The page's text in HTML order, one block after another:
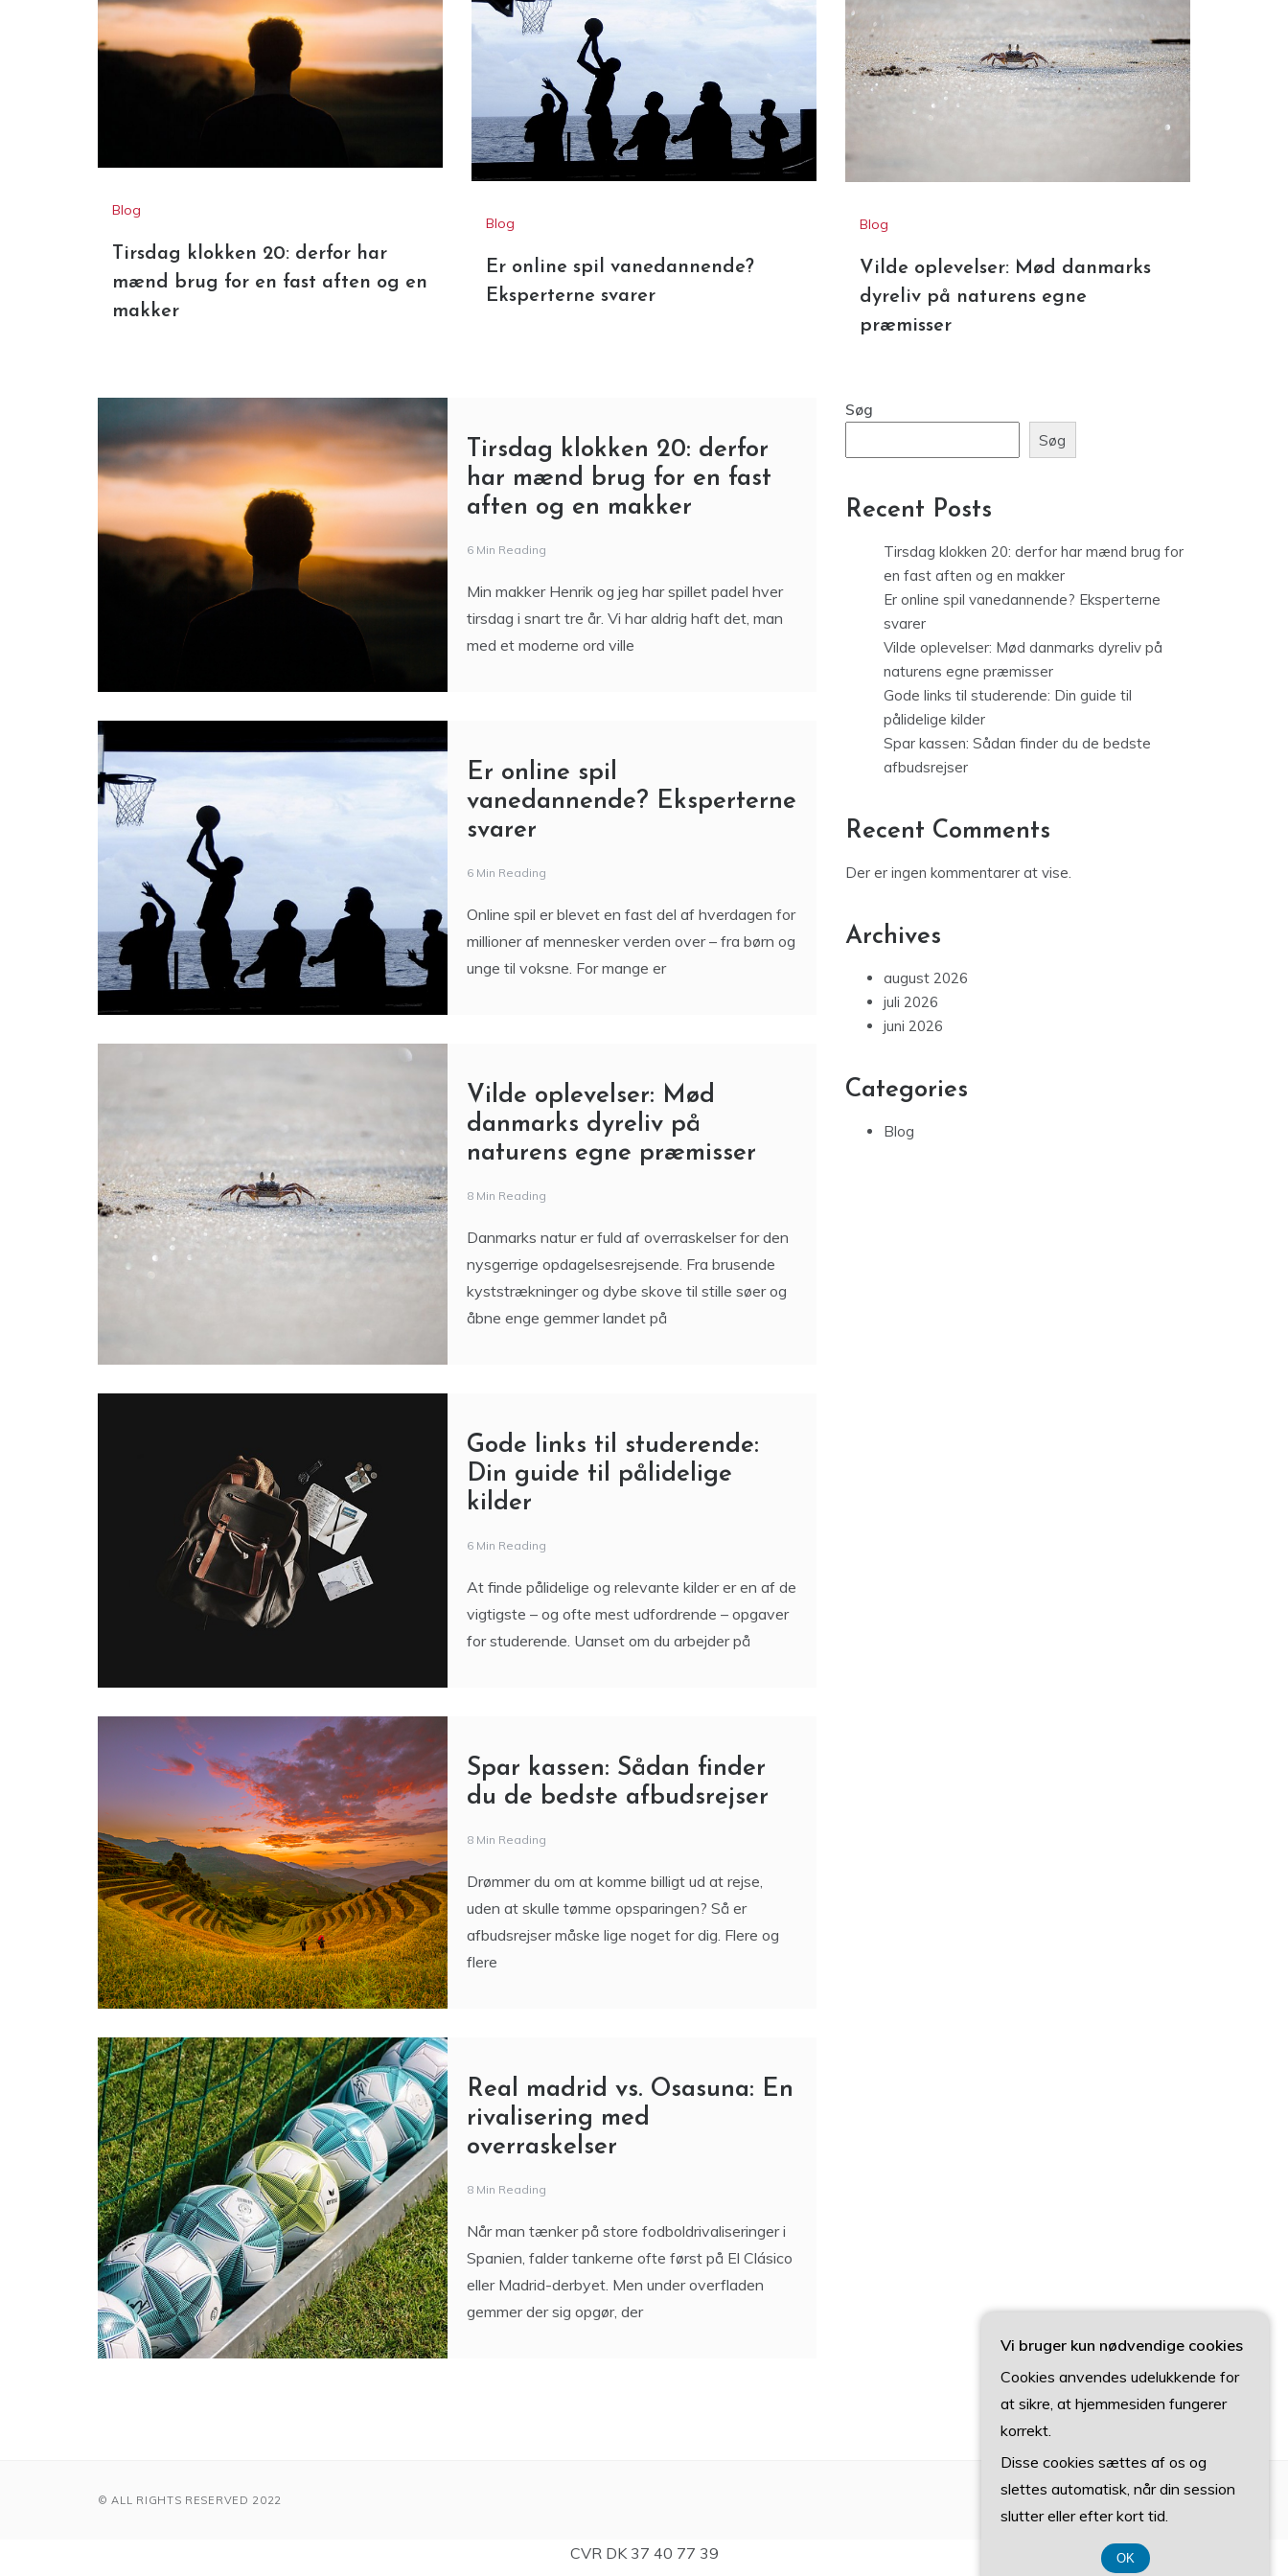
Blog
Tirsdag klokken 20: derfor har
mænd brug for en fast aften og en
makker
Blog
Er online spil vanedannende?
Eksperterne svarer
Blog
Vilde oplevelser: Mød danmarks
dyreliv på naturens egne
præmisser
Tirsdag klokken 20: derfor
har mænd brug for en fast
aften og en makker
6 Min Reading
Min makker Henrik og jeg har spillet padel hver
tirsdag i snart tre år. Vi har aldrig haft det, man
med et moderne ord ville
Er online spil
vanedannende? Eksperterne
svarer
6 Min Reading
Online spil er blevet en fast del af hverdagen for
millioner af mennesker verden over – fra børn og
unge til voksne. For mange er
Vilde oplevelser: Mød
danmarks dyreliv på
naturens egne præmisser
8 Min Reading
Danmarks natur er fuld af overraskelser for den
nysgerrige opdagelsesrejsende. Fra brusende
kyststrækninger og dybe skove til stille søer og
åbne enge gemmer landet på
Gode links til studerende:
Din guide til pålidelige
kilder
6 Min Reading
At finde pålidelige og relevante kilder er en af de
vigtigste – og ofte mest udfordrende – opgaver
for studerende. Uanset om du arbejder på
Spar kassen: Sådan finder
du de bedste afbudsrejser
8 Min Reading
Drømmer du om at komme billigt ud at rejse,
uden at skulle tømme opsparingen? Så er
afbudsrejser måske lige noget for dig. Flere og
flere
Real madrid vs. Osasuna: En
rivalisering med
overraskelser
8 Min Reading
Når man tænker på store fodboldrivaliseringer i
Spanien, falder tankerne ofte først på El Clásico
eller Madrid-derbyet. Men under overfladen
gemmer der sig opgør, der
Søg
Søg
Recent Posts
Tirsdag klokken 20: derfor har mænd brug for
en fast aften og en makker
Er online spil vanedannende? Eksperterne
svarer
Vilde oplevelser: Mød danmarks dyreliv på
naturens egne præmisser
Gode links til studerende: Din guide til
pålidelige kilder
Spar kassen: Sådan finder du de bedste
afbudsrejser
Recent Comments
Der er ingen kommentarer at vise.
Archives
august 2026
juli 2026
juni 2026
Categories
Blog
© ALL RIGHTS RESERVED 2022
CVR DK 37 40 77 39
Vi bruger kun nødvendige cookies
Cookies anvendes udelukkende for
at sikre, at hjemmesiden fungerer
korrekt.
Disse cookies sættes af os og
slettes automatisk, når din session
slutter eller efter kort tid.
OK